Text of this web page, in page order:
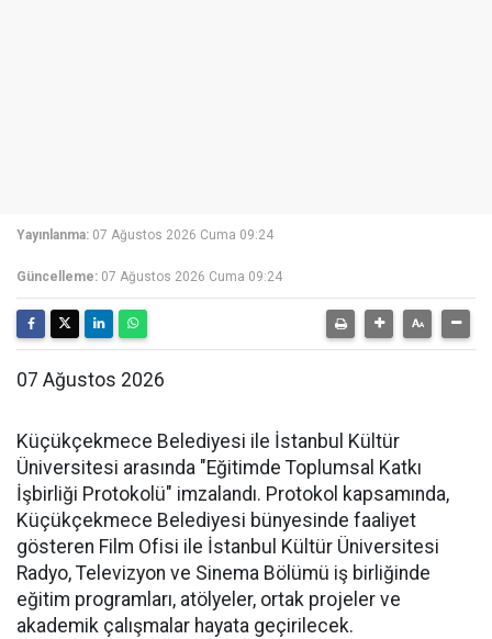
Yayınlanma: 07 Ağustos 2026 Cuma 09:24
Güncelleme: 07 Ağustos 2026 Cuma 09:24
07 Ağustos 2026
Küçükçekmece Belediyesi ile İstanbul Kültür
Üniversitesi arasında "Eğitimde Toplumsal Katkı
İşbirliği Protokolü" imzalandı. Protokol kapsamında,
Küçükçekmece Belediyesi bünyesinde faaliyet
gösteren Film Ofisi ile İstanbul Kültür Üniversitesi
Radyo, Televizyon ve Sinema Bölümü iş birliğinde
eğitim programları, atölyeler, ortak projeler ve
akademik çalışmalar hayata geçirilecek.